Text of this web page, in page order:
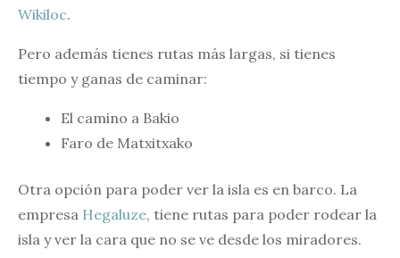
Wikiloc.
Pero además tienes rutas más largas, si tienes
tiempo y ganas de caminar:
El camino a Bakio
Faro de Matxitxako
Otra opción para poder ver la isla es en barco. La
empresa Hegaluze, tiene rutas para poder rodear la
isla y ver la cara que no se ve desde los miradores.